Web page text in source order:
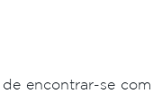
encontrar-se com